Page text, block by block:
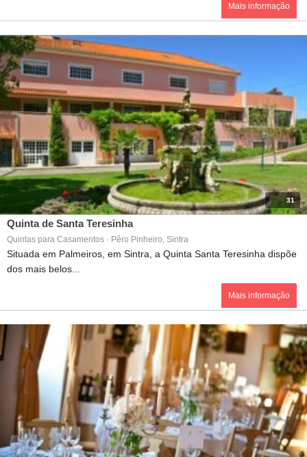
Mais informação
31
Quinta de Santa Teresinha
Quintas para Casamentos · Pêro Pinheiro, Sintra
Situada em Palmeiros, em Sintra, a Quinta Santa Teresinha dispõe
dos mais belos...
Mais informação